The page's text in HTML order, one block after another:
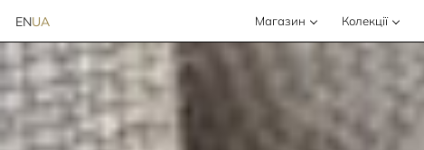
ENUA Магазин Колекції